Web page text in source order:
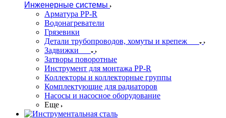
Инженерные системы
Арматура PP-R
Водонагреватели
Грязевики
Детали трубопроводов, хомуты и крепеж
Задвижки
Затворы поворотные
Инструмент для монтажа PP-R
Коллекторы и коллекторные группы
Комплектующие для радиаторов
Насосы и насосное оборудование
Еще